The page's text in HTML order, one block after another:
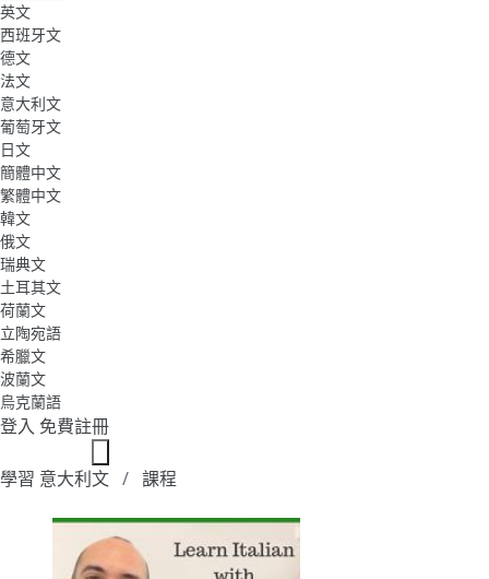
英文
西班牙文
德文
法文
意大利文
葡萄牙文
日文
簡體中文
繁體中文
韓文
俄文
瑞典文
土耳其文
荷蘭文
立陶宛語
希臘文
波蘭文
烏克蘭語
登入 免費註冊
學習 意大利文 課程